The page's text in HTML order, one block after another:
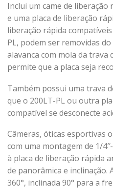
Inclui um came de liberação
e uma placa de liberação
liberação rápida
PL, podem ser removidas
alavanca com mola da trava
permite que a placa seja
Também possui uma trava
que o 200LT-PL ou outra
compatível se desconecte
Câmeras, óticas esportivas
com uma montagem de 1/
à placa de liberação rápida
de panorâmica e inclinação.
360°, inclinada 90° para a